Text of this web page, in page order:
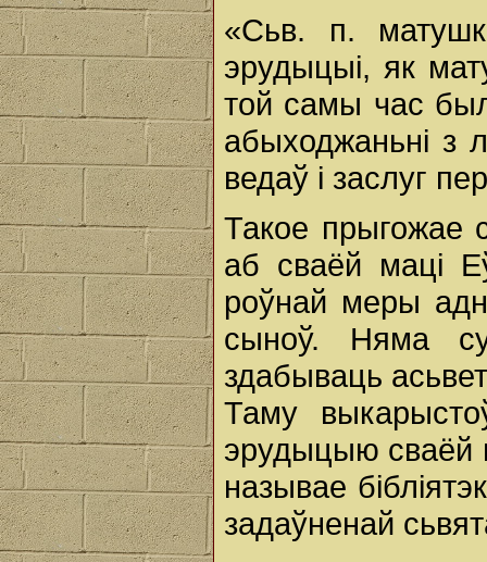
«Сьв. п.
эрудыцыі, як
той самы час
абыходжаньні з
ведаў i заслуг
Такое прыгожае
аб сваёй маці
роўнай меры
сыноў. Няма
здабываць
Таму
эрудыцыю сваёй
называе
задаўненай